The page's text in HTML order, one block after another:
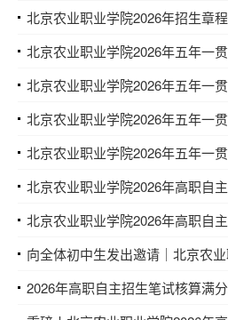
北京农业职业学院2026年招生章程